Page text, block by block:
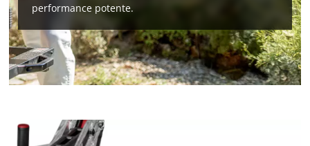
performance potente.